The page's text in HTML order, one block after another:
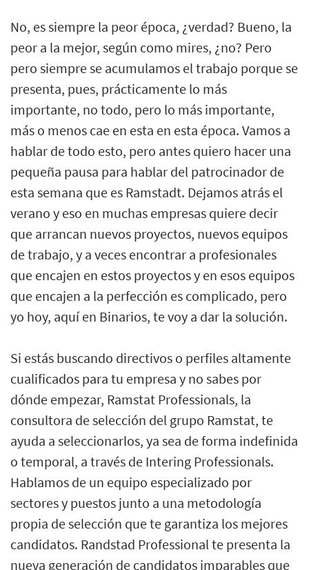
No, es siempre la peor época, ¿verdad? Bueno, la
peor a la mejor, según como mires, ¿no? Pero
pero siempre se acumulamos el trabajo porque se
presenta, pues, prácticamente lo más
importante, no todo, pero lo más importante,
más o menos cae en esta en esta época. Vamos a
hablar de todo esto, pero antes quiero hacer una
pequeña pausa para hablar del patrocinador de
esta semana que es Ramstadt. Dejamos atrás el
verano y eso en muchas empresas quiere decir
que arrancan nuevos proyectos, nuevos equipos
de trabajo, y a veces encontrar a profesionales
que encajen en estos proyectos y en esos equipos
que encajen a la perfección es complicado, pero
yo hoy, aquí en Binarios, te voy a dar la solución.
Si estás buscando directivos o perfiles altamente
cualificados para tu empresa y no sabes por
dónde empezar, Ramstat Professionals, la
consultora de selección del grupo Ramstat, te
ayuda a seleccionarlos, ya sea de forma indefinida
o temporal, a través de Intering Professionals.
Hablamos de un equipo especializado por
sectores y puestos junto a una metodología
propia de selección que te garantiza los mejores
candidatos. Randstad Professional te presenta la
nueva generación de candidatos imparables que